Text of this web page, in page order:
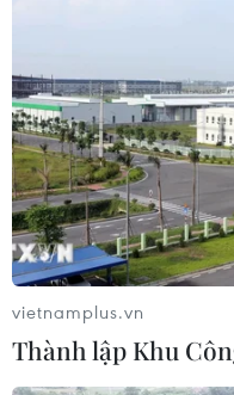
vietnamplus.vn
Thành lập Khu